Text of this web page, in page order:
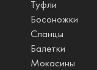
Туфли
Босоножки
Сланцы
Балетки
Мокасины